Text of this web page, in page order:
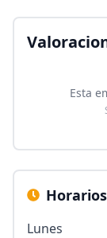
Esta
Horarios
Lunes